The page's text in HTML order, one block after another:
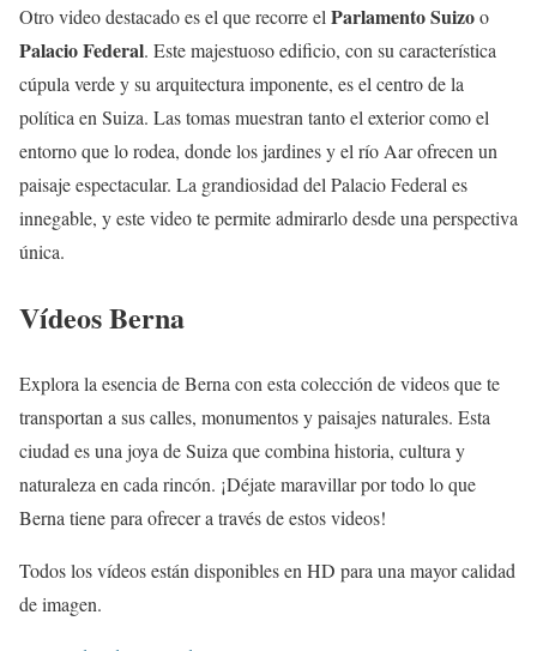
Otro video destacado es el que recorre el Parlamento Suizoo
Palacio Federal. Este majestuoso edificio, con su característica
cúpula verde y su arquitectura imponente, es el centro de la
política en Suiza. Las tomas muestran tanto el exterior como el
entorno que lo rodea, donde los jardines y el río Aar ofrecen un
paisaje espectacular. La grandiosidad del Palacio Federal es
innegable, y este video te permite admirarlo desde una perspectiva
única.
Vídeos Berna
Explora la esencia de Berna con esta colección de videos que te
transportan a sus calles, monumentos y paisajes naturales. Esta
ciudad es una joya de Suiza que combina historia, cultura y
naturaleza en cada rincón. ¡Déjate maravillar por todo lo que
Berna tiene para ofrecer a través de estos videos!
Todos los vídeos están disponibles en HD para una mayor calidad
de imagen.